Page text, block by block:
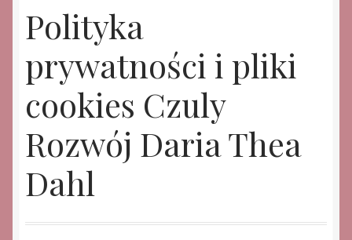
Polityka
prywatności i pliki
cookies Czuly
Rozwój Daria Thea
Dahl